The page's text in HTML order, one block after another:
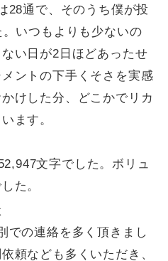
28通で、そのうち僕が投
いつもよりも少ないの
い日が2日ほどあったせ
ントの下手くそさを実感
けした分、どこかでリカ
ます。
文字でした。ボリュ
た。
での連絡を多く頂きまし
頼なども多くいただき、